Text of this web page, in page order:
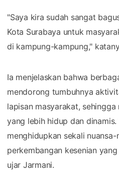
"Saya kira sudah sangat
Kota Surabaya untuk
di kampung-kampung,"
Ia menjelaskan bahwa
mendorong tumbuhnya
lapisan masyarakat,
yang lebih hidup dan
menghidupkan sekali nuansa-
perkembangan kesenian
ujar Jarmani.